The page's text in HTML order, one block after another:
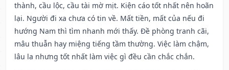
thành, cầu lộc, cầu tài mờ mịt. Kiện cáo tốt nhất nên hoãn
lại. Người đi xa chưa có tin về. Mất tiền, mất của nếu đi
hướng Nam thì tìm nhanh mới thấy. Đề phòng tranh cãi,
mâu thuẫn hay miệng tiếng tầm thường. Việc làm chậm,
lâu la nhưng tốt nhất làm việc gì đều cần chắc chắn.